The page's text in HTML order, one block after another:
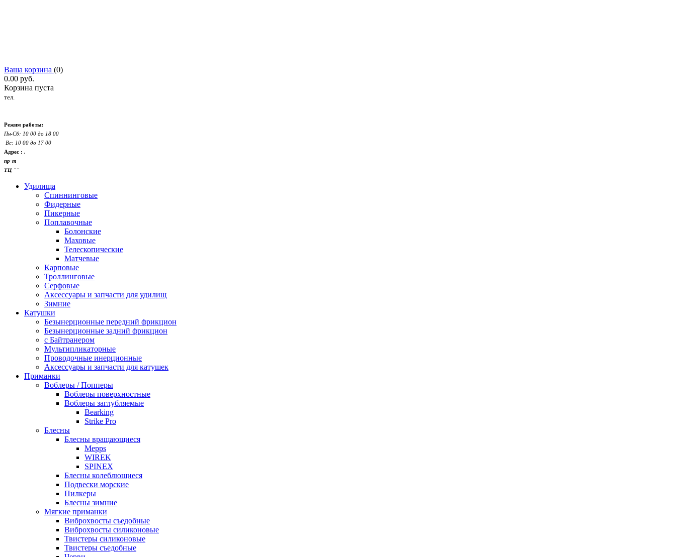
Ваша корзина (0)
0.00 руб.
Корзина пуста
тел.
Режим работы:
Пн-Сб: 10 00 до 18 00
Вс: 10 00 до 17 00
Адрес : ,
пр-т
ТЦ ""
Удилища
Спиннинговые
Фидерные
Пикерные
Поплавочные
Болонские
Маховые
Телескопические
Матчевые
Карповые
Троллинговые
Серфовые
Аксессуары и запчасти для удилищ
Зимние
Катушки
Безынерционные передний фрикцион
Безынерционные задний фрикцион
с Байтранером
Мультипликаторные
Проводочные инерционные
Аксессуары и запчасти для катушек
Приманки
Воблеры / Попперы
Воблеры поверхностные
Воблеры заглубляемые
Bearking
Strike Pro
Блесны
Блесны вращающиеся
Mepps
WIREK
SPINEX
Блесны колеблющиеся
Подвески морские
Пилкеры
Блесны зимние
Мягкие приманки
Виброхвосты съедобные
Виброхвосты силиконовые
Твистеры силиконовые
Твистеры съедобные